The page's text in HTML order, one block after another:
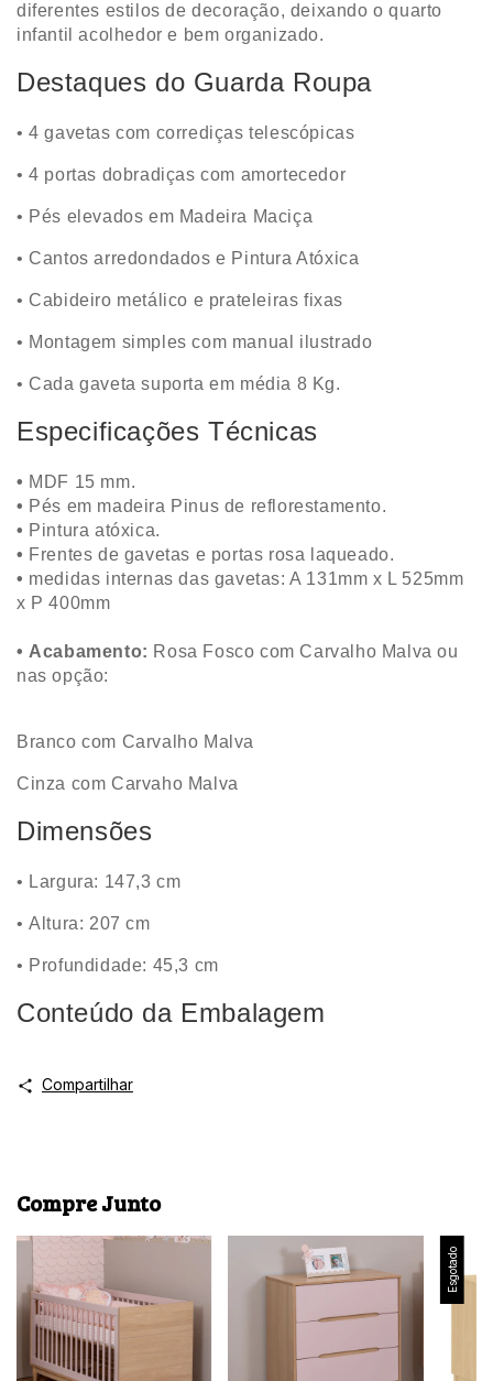
diferentes estilos de decoração, deixando o quarto
infantil acolhedor e bem organizado.
Destaques do Guarda Roupa
• 4 gavetas com corrediças telescópicas
• 4 portas dobradiças com amortecedor
• Pés elevados em Madeira Maciça
• Cantos arredondados e Pintura Atóxica
• Cabideiro metálico e prateleiras fixas
• Montagem simples com manual ilustrado
• Cada gaveta suporta em média 8 Kg.
Especificações Técnicas
• MDF 15 mm.
• Pés em madeira Pinus de reflorestamento.
• Pintura atóxica.
• Frentes de gavetas e portas rosa laqueado.
• medidas internas das gavetas: A 131mm x L 525mm
x P 400mm
• Acabamento: Rosa Fosco com Carvalho Malva ou
nas opção:
Branco com Carvalho Malva
Cinza com Carvaho Malva
Dimensões
• Largura: 147,3 cm
•Altura: 207 cm
• Profundidade: 45,3 cm
Conteúdo da Embalagem
Compartilhar
Compre Junto
Esgotado